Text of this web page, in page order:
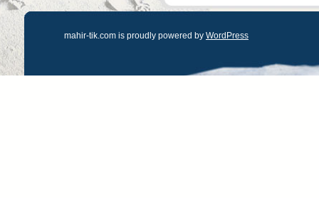
mahir-tik.com is proudly powered by WordPress